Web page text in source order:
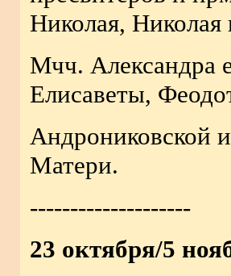
Николая,
Мчч. Александра
Елисаветы,
Андрониковской
Матери.
--------------------
23 октября/5